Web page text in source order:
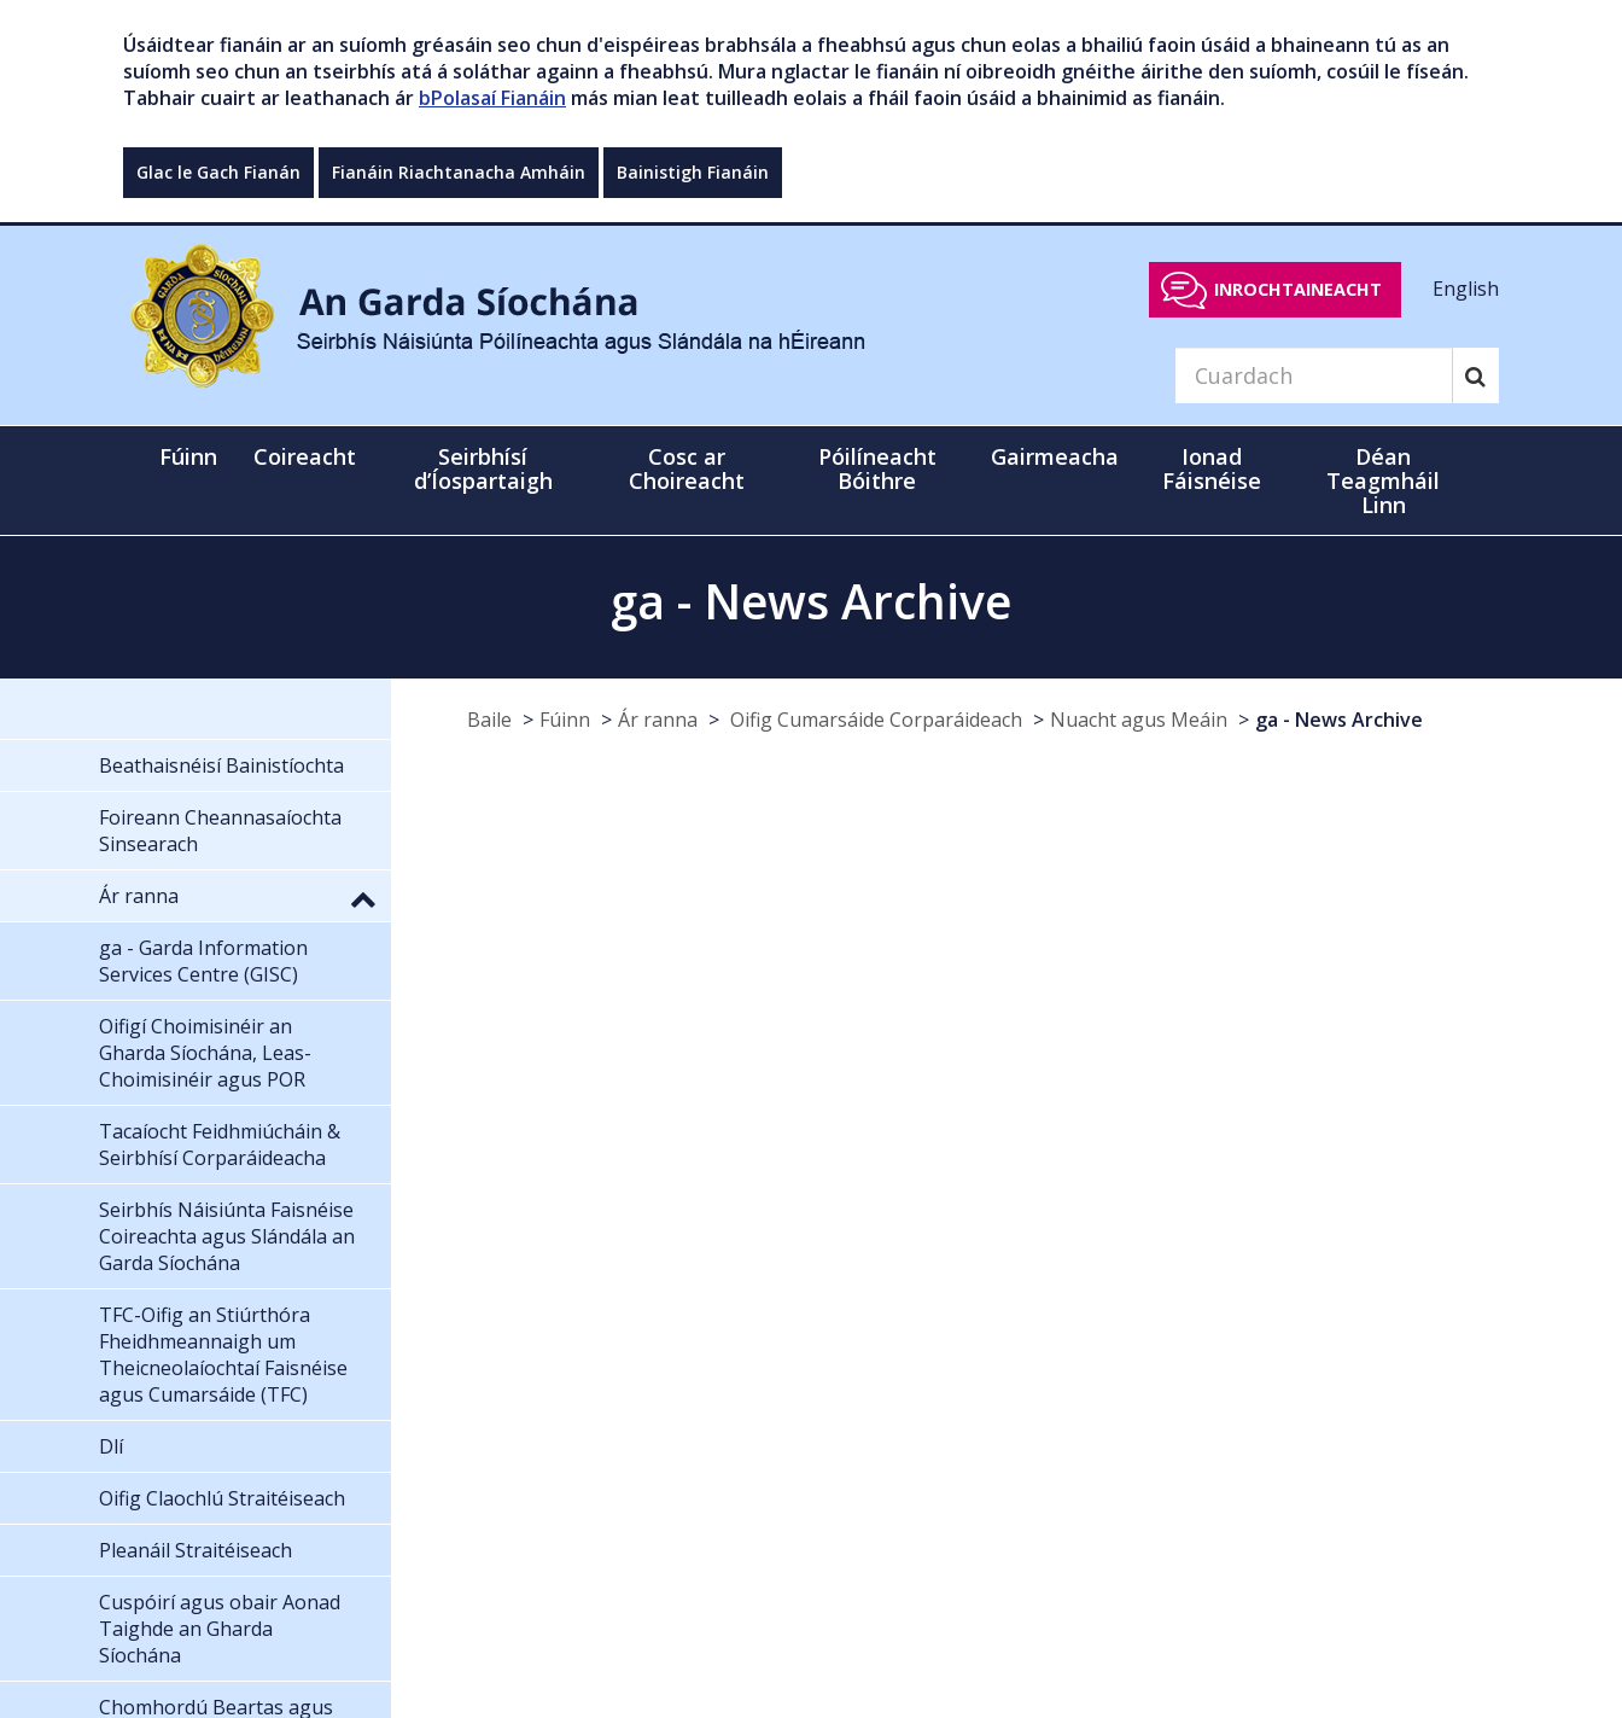
Úsáidtear fianáin ar an suíomh gréasáin seo chun d'eispéireas brabhsála a fheabhsú agus chun eolas a bhailiú faoin úsáid a bhaineann tú as an
suíomh seo chun an tseirbhís atá á soláthar againn a fheabhsú. Mura nglactar le fianáin ní oibreoidh gnéithe áirithe den suíomh, cosúil le físeán.
Tabhair cuairt ar leathanach ár bPolasaí Fianáin más mian leat tuilleadh eolais a fháil faoin úsáid a bhainimid as fianáin.
Glac le Gach Fianán Fianáin Riachtanacha Amháin Bainistigh Fianáin
INROCHTAINEACHT English
Fúinn Coireacht
Seirbhísí
d’Íospartaigh
Cosc ar
Choireacht
Póilíneacht
Bóithre
Gairmeacha
Ionad
Fáisnéise
Déan
Teagmháil
Linn
ga - News Archive
Baile Fúinn Ár ranna Oifig Cumarsáide Corparáideach Nuacht agus Meáin
ga - News Archive
Beathaisnéisí Bainistíochta
Foireann Cheannasaíochta
Sinsearach
Ár ranna
ga - Garda Information
Services Centre (GISC)
Oifigí Choimisinéir an
Gharda Síochána, Leas-
Choimisinéir agus POR
Tacaíocht Feidhmiúcháin &
Seirbhísí Corparáideacha
Seirbhís Náisiúnta Faisnéise
Coireachta agus Slándála an
Garda Síochána
TFC-Oifig an Stiúrthóra
Fheidhmeannaigh um
Theicneolaíochtaí Faisnéise
agus Cumarsáide (TFC)
Dlí
Oifig Claochlú Straitéiseach
Pleanáil Straitéiseach
Cuspóirí agus obair Aonad
Taighde an Gharda
Síochána
Chomhordú Beartas agus